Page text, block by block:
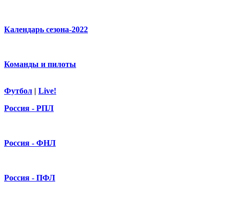
Календарь сезона-2022
Команды и пилоты
Футбол | Live!
Россия - РПЛ
Россия - ФНЛ
Россия - ПФЛ